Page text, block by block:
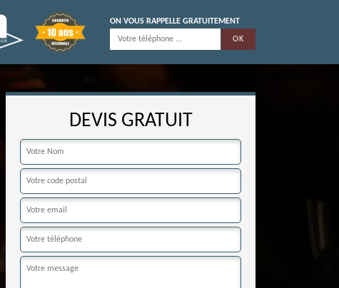
ON VOUS RAPPELLE GRATUITEMENT
DEVIS GRATUIT